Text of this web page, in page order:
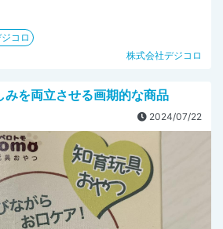
コロ
株式会社デジコロ
みを両立させる画期的な商品
2024/07/22